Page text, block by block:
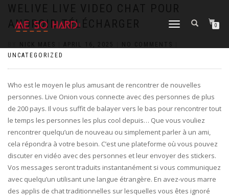
TOGGLE
0
ANDROID TÉLÉCHARGER
UNCATEGORIZED
Who est le moyen le plus amusant de rencontrer de nouvelles
personnes. Live Onion vous connecte avec des personnes de plus
de 200 pays. Il vous suffit de balayer vers le bas pour rencontrer tout
le temps les personnes les plus cool depuis… Que vous vouliez
rencontrer quelqu’un de nouveau ou simplement parler à un ami,
cela répondra à votre besoin. C’est une plateforme où vous pouvez
discuter en vidéo avec des personnes et leur envoyer des stickers.
Vos messages seront traduits instantanément si vous communiquez
avec quelqu’un utilisant une langue étrangère. En avez-vous marre
des applis de chat traditionnelles sur lesquelles vous êtes ignoré